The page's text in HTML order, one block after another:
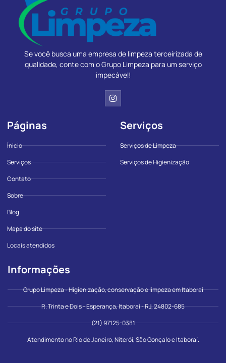
Se você busca uma empresa de limpeza terceirizada de
qualidade, conte com o Grupo Limpeza para um serviço
impecável!
Páginas
Ínicio
Serviços
Contato
Sobre
Blog
Mapa do site
Locais atendidos
Serviços
Serviços de Limpeza
Serviços de Higienização
Informações
Grupo Limpeza - Higienização, conservação e limpeza em Itaboraí
R. Trinta e Dois - Esperança, Itaboraí - RJ, 24802-685
(21) 97125-0381
Atendimento no Rio de Janeiro, Niterói, São Gonçalo e Itaboraí.